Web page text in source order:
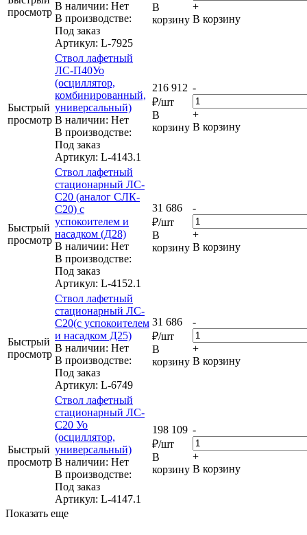
просмотр
В наличии: Нет
В производстве:
Под заказ
Артикул: L-7925
В
корзину
+
В корзину
Быстрый
просмотр
Ствол лафетный
ЛС-П40Уо
(осциллятор,
комбинированный,
универсальный)
В наличии: Нет
В производстве:
Под заказ
Артикул: L-4143.1
216 912
₽/шт
В
корзину
-
+
В корзину
Быстрый
просмотр
Ствол лафетный
стационарный ЛС-
С20 (аналог СЛК-
С20) с
успокоителем и
насадком (Д28)
В наличии: Нет
В производстве:
Под заказ
Артикул: L-4152.1
31 686
₽/шт
В
корзину
-
+
В корзину
Быстрый
просмотр
Ствол лафетный
стационарный ЛС-
С20(с успокоителем
и насадком Д25)
В наличии: Нет
В производстве:
Под заказ
Артикул: L-6749
31 686
₽/шт
В
корзину
-
+
В корзину
Быстрый
просмотр
Ствол лафетный
стационарный ЛС-
С20 Уо
(осциллятор,
универсальный)
В наличии: Нет
В производстве:
Под заказ
Артикул: L-4147.1
198 109
₽/шт
В
корзину
-
+
В корзину
Показать еще